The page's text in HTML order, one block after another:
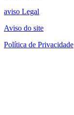
aviso Legal
Aviso do site
Política de Privacidade